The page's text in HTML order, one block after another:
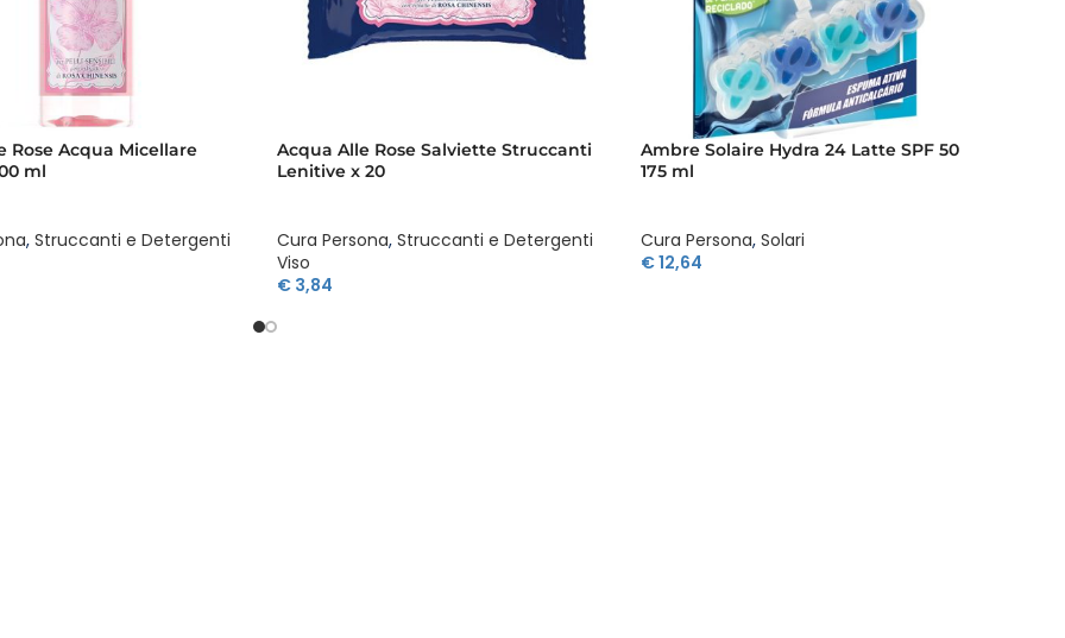
Rose Acqua Micellare
ml
, Struccanti e Detergenti
Acqua Alle Rose Salviette Struccanti
Lenitive x 20
Cura Persona, Struccanti e Detergenti
Viso
€ 3,84
Ambre Solaire Hydra 24 Latte SPF 50
175 ml
Cura Persona, Solari
€12,64